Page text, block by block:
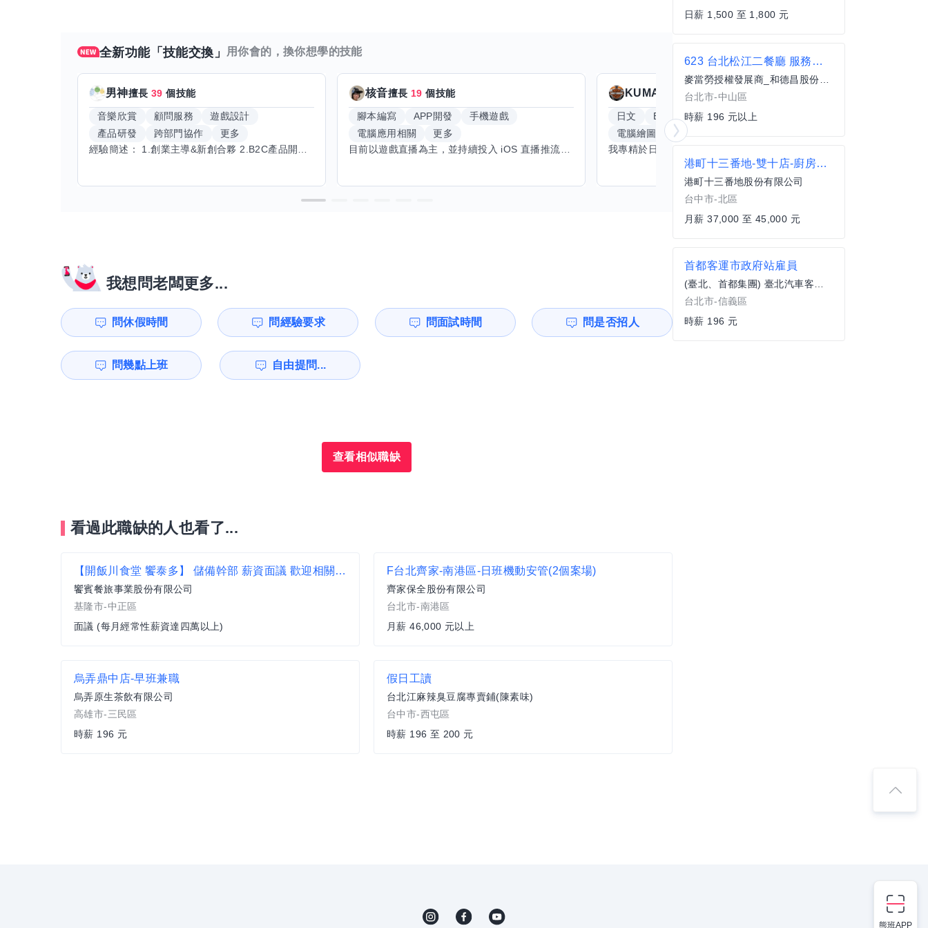
全新功能「技能交換」 用你會的，換你想學的技能
男神擅長39 個技能
音樂欣賞 顧問服務
遊戲設計
產品研發
跨部門協作
更多
經驗簡述： 1.創業主導&新創合夥 2.B2C產品開發運營一條龍 3.AI應用開發與量化研究新創 標籤話題都可以聊，開放交流 找尋共同創業機會，亦歡迎新創收編
核音擅長 19 個技能
腳本編寫 APP開發
手機遊戲
電腦應用相關
更多
目前以遊戲直播為主，並持續投入 iOS 直播推流應用開發。對直播技術、影音串流、AI 應用、內容創作與產品設計有濃厚興趣，平時透過實作累積開發經驗，也持續學習 Godot 遊戲開發、影音剪輯、音樂創作與編曲等相關技術。 希望透過技能交換認識不同背景的夥伴，一起交流開發經驗、Side Project、AI 工作流程、內容創作與職涯發展。如果你也對程式開發、直播技術、設計、美術、Cosplay、造型、化妝、攝影、影音製作、音樂創作等領域有興趣，都很歡迎交流，彼此分享經驗、互相學習，一起成長。
KUMA 19個技能
日文 Excel Word
PowerPoint
電腦繪圖
手繪
我想問老闆更多...
問休假時間 問經驗要求 問面試時間 問是否招人
問幾點上班 自由提問...
查看相似職缺
看過此職缺的人也看了...
【開飯川食堂 饗泰多】 儲備幹部 薪資面議 歡迎相關經驗者來挑戰【基隆市中正區】
饗賓餐旅事業股份有限公司
基隆市-中正區
面議 (每月經常性薪資達四萬以上)
F台北齊家-南港區-日班機動安管(2個案場)
齊家保全股份有限公司
台北市-南港區
月薪 46,000 元以上
烏弄鼎中店-早班兼職
烏弄原生茶飲有限公司
高雄市-三民區
時薪 196 元
假日工讀
台北江麻辣臭豆腐專賣鋪(陳素味)
台中市-西屯區
時薪 196 至 200 元
日薪 1,500 至 1,800 元
623 台北松江二餐廳 服務員(兼職)
麥當勞授權發展商_和德昌股份有限公司
台北市-中山區
時薪 196 元以上
港町十三番地-雙十店-廚房人員
港町十三番地股份有限公司
台中市-北區
月薪 37,000 至 45,000 元
首都客運市政府站雇員
(臺北、首都集團) 臺北汽車客運股份有限公司
台北市-信義區
時薪 196 元
熊班APP